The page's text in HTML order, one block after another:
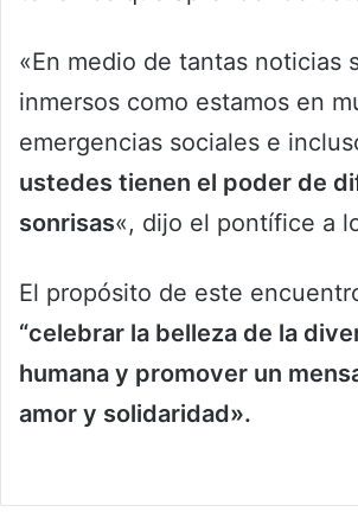
«En medio de tantas noticias
inmersos como estamos en
emergencias sociales e
ustedes tienen el poder de
sonrisas«, dijo el pontífice a
El propósito de este
“celebrar la belleza de la
humana y promover un
amor y solidaridad».